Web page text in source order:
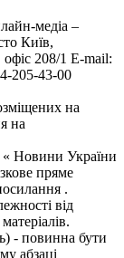
медіа –
Київ,
208/1 E-mail:
205-43-00
на
на
« Новини України
пряме
.
від
- повинна бути
абзаці